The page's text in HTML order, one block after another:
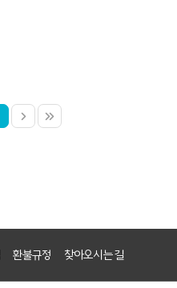
환불규정 찾아오시는 길